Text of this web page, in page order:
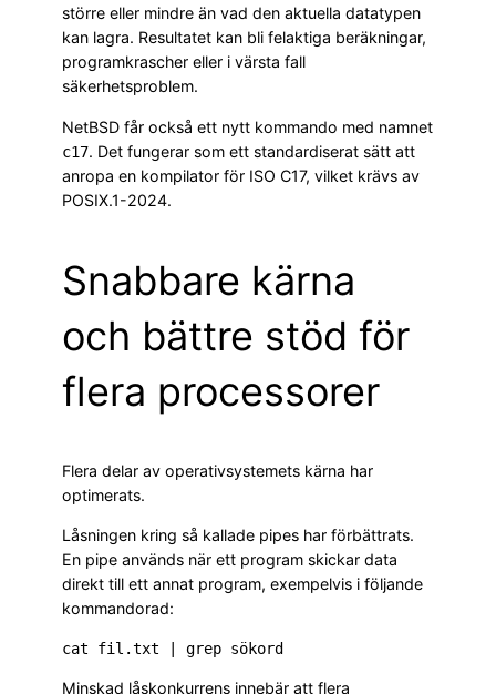
större eller mindre än vad den aktuella datatypen
kan lagra. Resultatet kan bli felaktiga beräkningar,
programkrascher eller i värsta fall
säkerhetsproblem.
NetBSD får också ett nytt kommando med namnet
c17. Det fungerar som ett standardiserat sätt att
anropa en kompilator för ISO C17, vilket krävs av
POSIX.1-2024.
Snabbare kärna
och bättre stöd för
flera processorer
Flera delar av operativsystemets kärna har
optimerats.
Låsningen kring så kallade pipes har förbättrats.
En pipe används när ett program skickar data
direkt till ett annat program, exempelvis i följande
kommandorad:
Minskad låskonkurrens innebär att flera